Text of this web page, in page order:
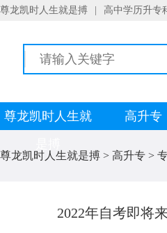
尊龙凯时人生就是搏 高中学历升专
尊龙凯时人生就
高升专
尊龙凯时人生就是搏 > 高升专 >
2022年自考即将